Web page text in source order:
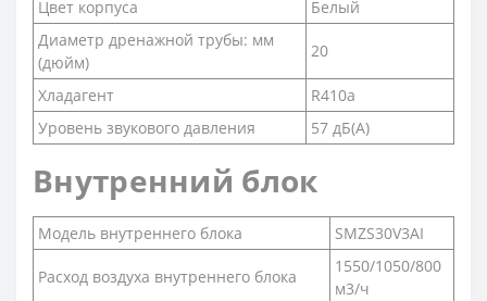
Цвет корпуса
Белый
Диаметр дренажной трубы: мм
(дюйм)
20
Хладагент
R410a
Уровень звукового давления
57 дБ(А)
Внутренний блок
Модель внутреннего блока SMZS30V3AI
Расход воздуха внутреннего блока
1550/1050/800
м3/ч